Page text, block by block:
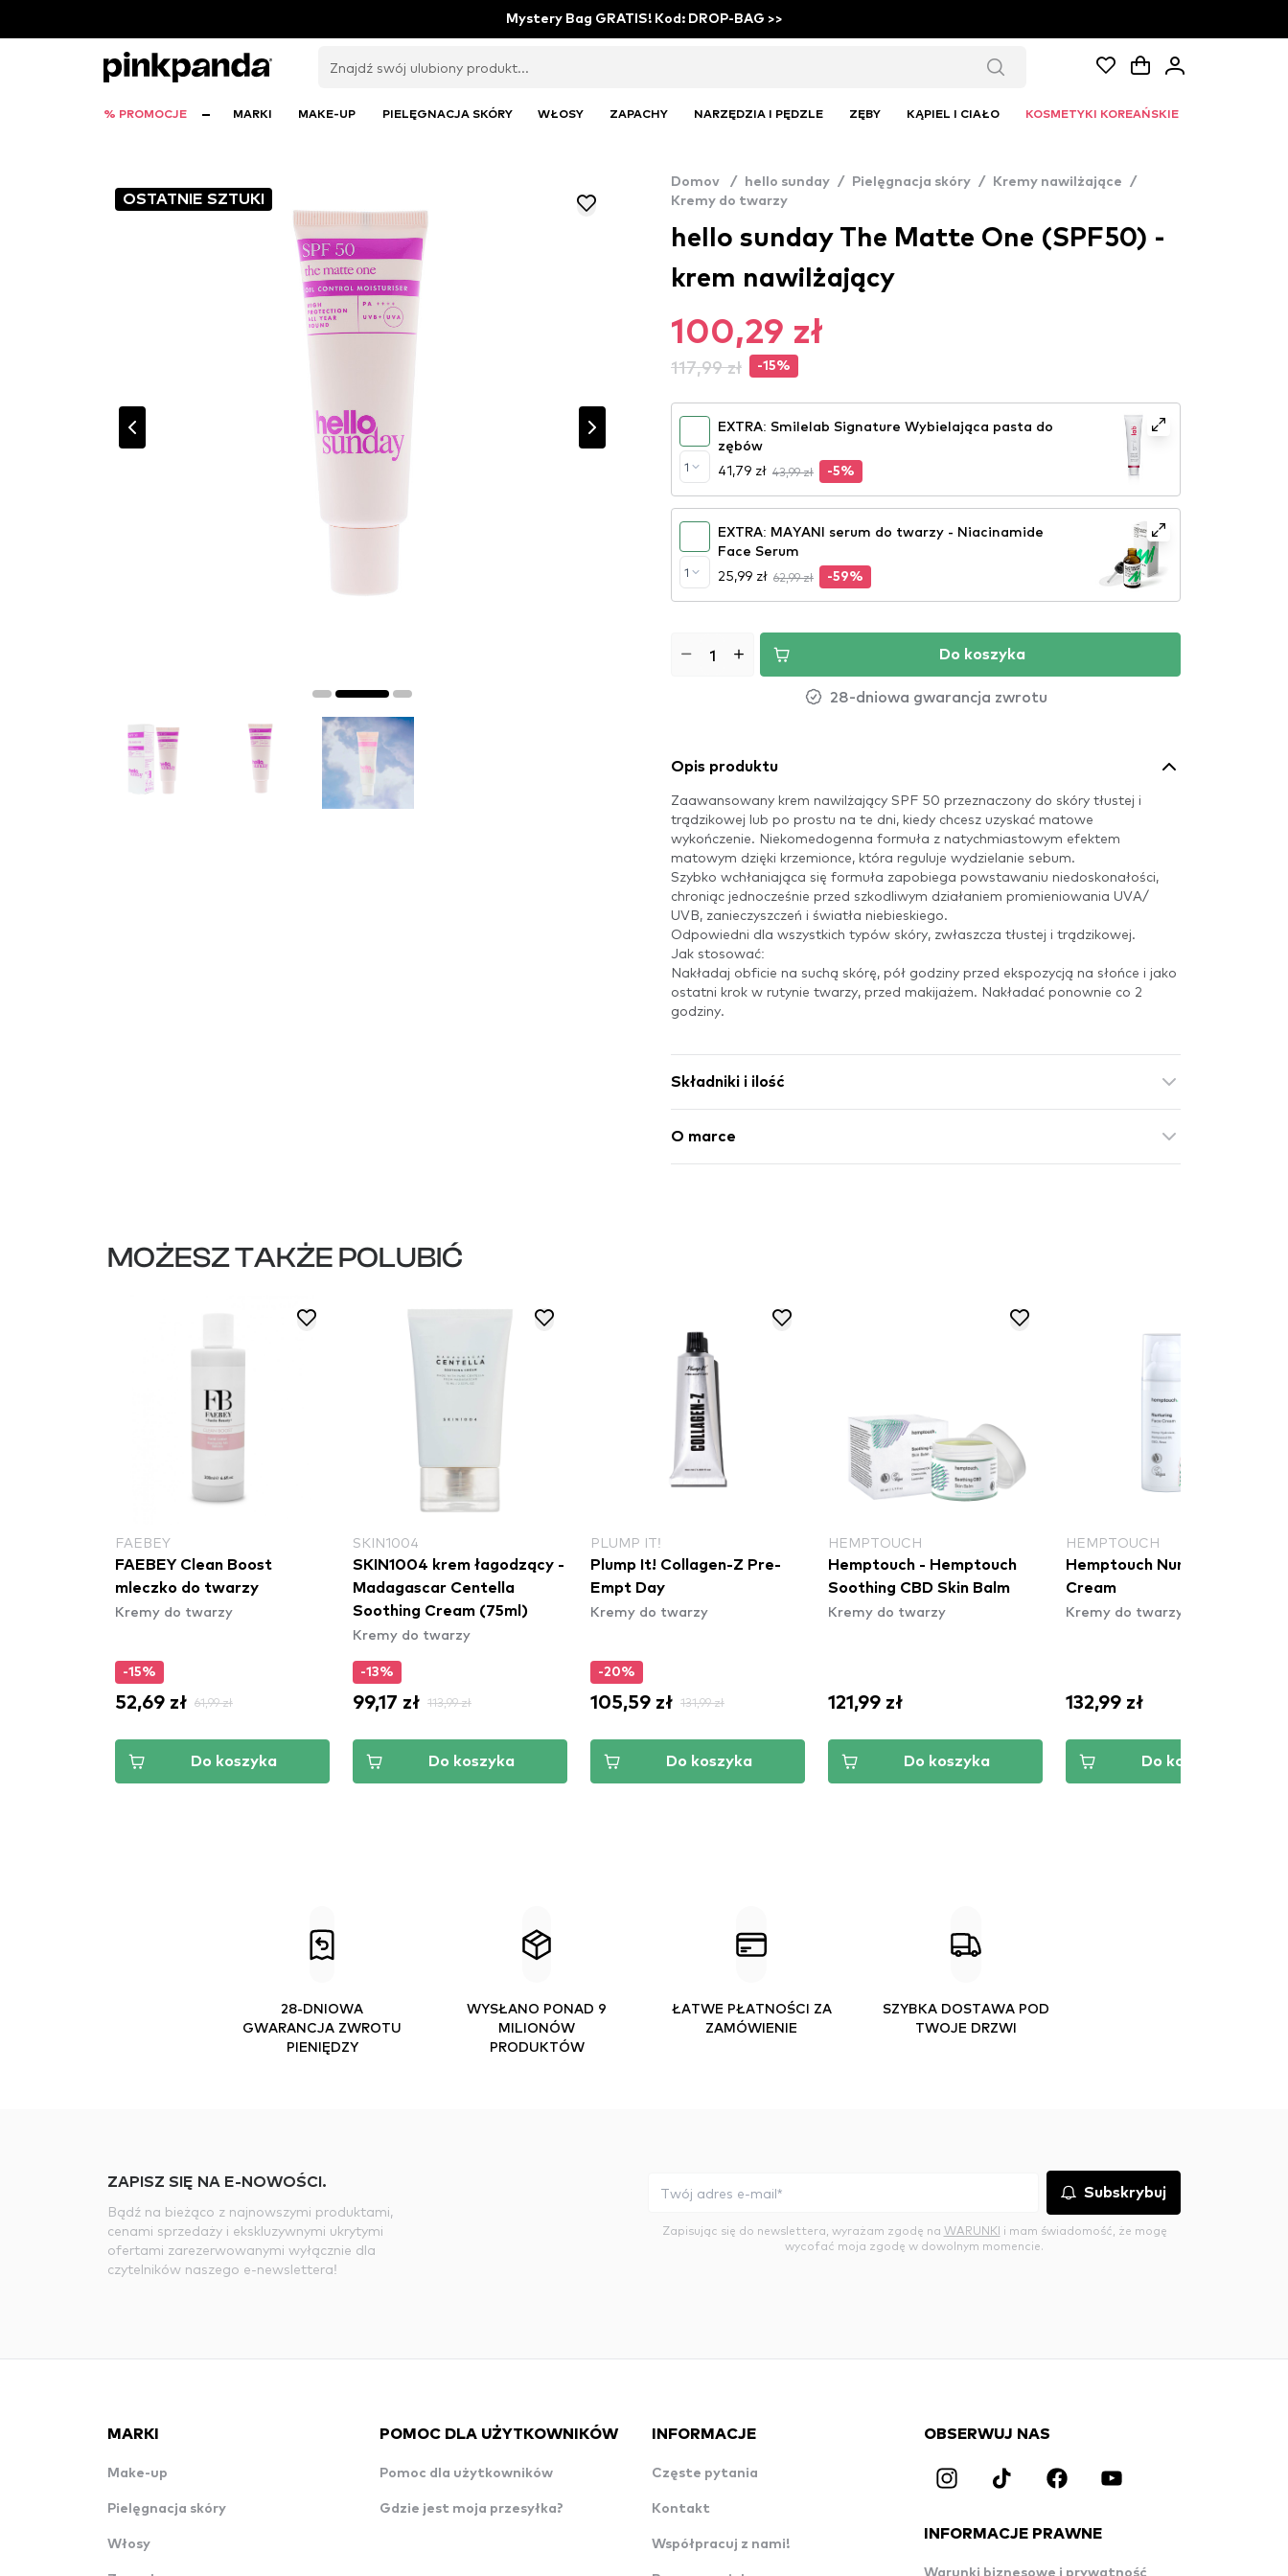
Mystery Bag GRATIS! Kod: DROP-BAG >>
% PROMOCJE MARKI MAKE-UP PIELĘGNACJA SKÓRY WŁOSY ZAPACHY NARZĘDZIA I PĘDZLE ZĘBY KĄPIEL I CIAŁO KOSMETYKI KOREAŃSKIE
OSTATNIE SZTUKI
Domov / hello sunday / Pielęgnacja skóry / Kremy nawilżające
/
Kremy do twarzy
hello sunday The Matte One (SPF50) -
krem nawilżający
100,29 zł
117,99 zł -15%
1
EXTRA: Smilelab Signature Wybielająca pasta do
zębów
41,79 zł 43,99 zł -5%
1
EXTRA: MAYANI serum do twarzy - Niacinamide
Face Serum
25,99 zł 62,99 zł -59%
Do koszyka
28-dniowa gwarancja zwrotu
Opis produktu
Zaawansowany krem nawilżający SPF 50 przeznaczony do skóry tłustej i
trądzikowej lub po prostu na te dni, kiedy chcesz uzyskać matowe
wykończenie. Niekomedogenna formuła z natychmiastowym efektem
matowym dzięki krzemionce, która reguluje wydzielanie sebum.
Szybko wchłaniająca się formuła zapobiega powstawaniu niedoskonałości,
chroniąc jednocześnie przed szkodliwym działaniem promieniowania UVA/
UVB, zanieczyszczeń i światła niebieskiego.
Odpowiedni dla wszystkich typów skóry, zwłaszcza tłustej i trądzikowej.
Jak stosować:
Nakładaj obficie na suchą skórę, pół godziny przed ekspozycją na słońce i jako
ostatni krok w rutynie twarzy, przed makijażem. Nakładać ponownie co 2
godziny.
Składniki i ilość
O marce
MOŻESZ TAKŻE POLUBIĆ
FAEBEY
FAEBEY Clean Boost
mleczko do twarzy
Kremy do twarzy
-15%
52,69 zł 61,99 zł
Do koszyka
SKIN1004
SKIN1004 krem łagodzący -
Madagascar Centella
Soothing Cream (75ml)
Kremy do twarzy
-13%
99,17 zł 113,99 zł
Do koszyka
PLUMP IT!
Plump It! Collagen-Z Pre-
Empt Day
Kremy do twarzy
-20%
105,59 zł 131,99 zł
Do koszyka
HEMPTOUCH
Hemptouch - Hemptouch
Soothing CBD Skin Balm
Kremy do twarzy
121,99 zł
Do koszyka
HEMPTOUCH
Hemptouch Nurturing Face
Cream
Kremy do twarzy
132,99 zł
Do koszyka
28-DNIOWA
GWARANCJA ZWROTU
PIENIĘDZY
WYSŁANO PONAD 9
MILIONÓW
PRODUKTÓW
ŁATWE PŁATNOŚCI ZA
ZAMÓWIENIE
SZYBKA DOSTAWA POD
TWOJE DRZWI
ZAPISZ SIĘ NA E-NOWOŚCI.
Bądź na bieżąco z najnowszymi produktami,
cenami sprzedaży i ekskluzywnymi ukrytymi
ofertami zarezerwowanymi wyłącznie dla
czytelników naszego e-newslettera!
Subskrybuj
Zapisując się do newslettera, wyrażam zgodę na WARUNKI i mam świadomość, że mogę
wycofać moja zgodę w dowolnym momencie.
MARKI
Make-up
Pielęgnacja skóry
Włosy
POMOC DLA UŻYTKOWNIKÓW
Pomoc dla użytkowników
Gdzie jest moja przesyłka?
INFORMACJE
Częste pytania
Kontakt
Współpracuj z nami!
OBSERWUJ NAS
INFORMACJE PRAWNE
Warunki biznesowe i prywatność